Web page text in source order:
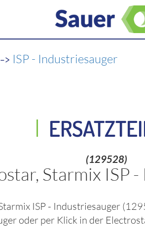
-> ISP - Industriesauger
(129528)
Starmix ISP
ISP - Industriesauger
oder per Klick in der